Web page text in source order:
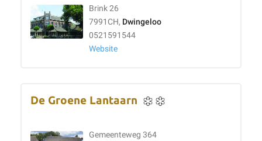
Brink 26
7991CH, Dwingeloo
0521591544
Website
De Groene Lantaarn
Gemeenteweg 364